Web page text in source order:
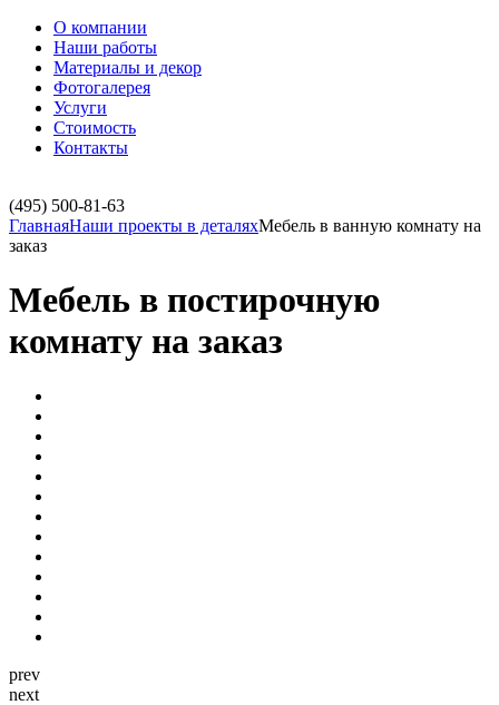
О компании
Наши работы
Материалы и декор
Фотогалерея
Услуги
Стоимость
Контакты
(495) 500-81-63
ГлавнаяНаши проекты в деталяхМебель в ванную комнату на
заказ
Мебель в постирочную
комнату на заказ
prev
next